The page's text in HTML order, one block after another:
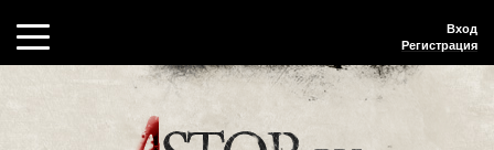
Вход
Регистрация